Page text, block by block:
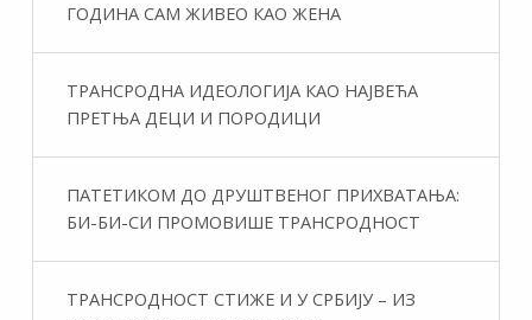
ГОДИНА САМ ЖИВЕО КАО ЖЕНА
ТРАНСРОДНА ИДЕОЛОГИЈА КАО НАЈВЕЋА
ПРЕТЊА ДЕЦИ И ПОРОДИЦИ
ПАТЕТИКОМ ДО ДРУШТВЕНОГ ПРИХВАТАЊА:
БИ-БИ-СИ ПРОМОВИШЕ ТРАНСРОДНОСТ
ТРАНСРОДНОСТ СТИЖЕ И У СРБИЈУ – ИЗ